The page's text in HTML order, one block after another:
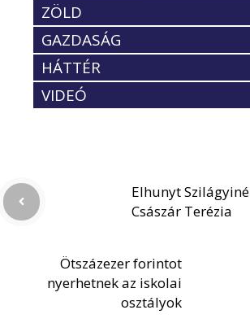
ZÖLD
GAZDASÁG
HÁTTÉR
VIDEÓ
Elhunyt Szilágyiné
Császár Terézia
Ötszázezer forintot
nyerhetnek az iskolai
osztályok